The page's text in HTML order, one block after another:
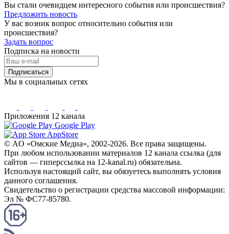
Вы стали очевидцем интересного события или происшествия?
Предложить новость
У вас возник вопрос относительно события или
происшествия?
Задать вопрос
Подписка на новости
Подписаться
Мы в социальных сетях
Приложения 12 канала
Google Play
AppStore
© AO «Омские Медиа», 2002-2026. Все права защищены.
При любом использовании материалов 12 канала ссылка (для
сайтов — гиперссылка на 12-kanal.ru) обязательна.
Используя настоящий сайт, вы обязуетесь выполнять условия
данного соглашения.
Свидетельство о регистрации средства массовой информации:
Эл № ФС77-85780.